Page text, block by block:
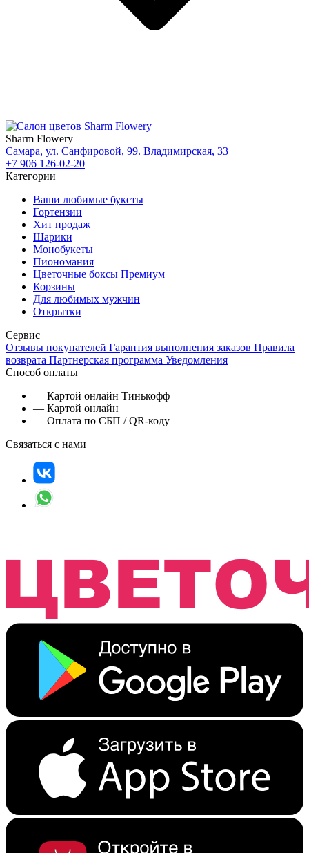
Sharm Flowery
Самара, ул. Санфировой, 99. Владимирская, 33
+7 906 126-02-20
Категории
Ваши любимые букеты
Гортензии
Хит продаж
Шарики
Монобукеты
Пиономания
Цветочные боксы Премиум
Корзины
Для любимых мужчин
Открытки
Сервис
Отзывы покупателей Гарантия выполнения заказов Правила
возврата Партнерская программа Уведомления
Способ оплаты
— Картой онлайн Тинькофф
— Картой онлайн
— Оплата по СБП / QR-коду
Связаться с нами